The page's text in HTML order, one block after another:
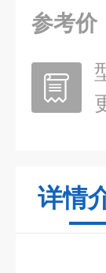
参考价
详情